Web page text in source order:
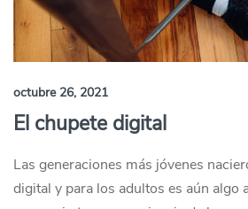
octubre 26, 2021
El chupete digital
Las generaciones más jóvenes
digital y para los adultos es aún algo